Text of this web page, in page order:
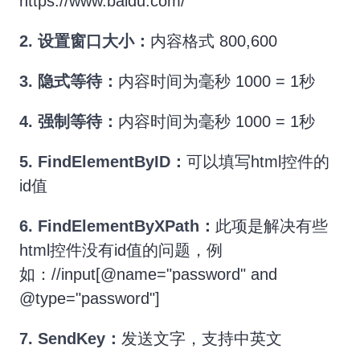
2. 设置窗口大小： 内容格式 800,600
3. 隐式等待： 内容时间为毫秒 1000 = 1秒
4. 强制等待： 内容时间为毫秒 1000 = 1秒
5. FindElementByID： 可以填写html控件的
id值
6. FindElementByXPath： 此项是解决有些
html控件没有id值的问题，例
如：//input[@name="password" and
@type="password"]
7. SendKey： 发送文字，支持中英文